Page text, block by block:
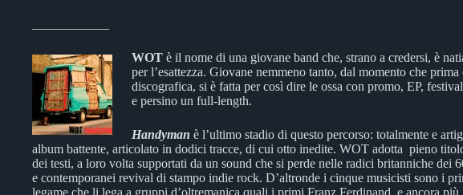
WOT è il nome di una giovane band che, strano a credersi, è
per l’esattezza. Giovane nemmeno tanto, dal momento che
discografica, si è fatta per così dire le ossa con promo, EP,
e persino un full-length.
Handyman è l’ultimo stadio di questo percorso: totalmente e
album battente, articolato in dodici tracce, di cui otto inedite. WOT adotta pieno
dei testi, a loro volta supportati da un sound che si perde nelle radici britanniche dei
e contemporanei revival di stampo indie rock. D’altronde i cinque musicisti sono i
legame che li lega a gruppi d’oltremanica quali i primi Franz Ferdinand, e ancora